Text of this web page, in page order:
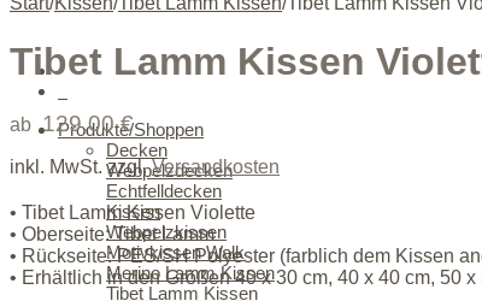
Produkte/Shoppen
Decken
Webpelzdecken
Echtfelldecken
Kissen
Webpelzkissen
Motivkissen Walk
Merino Lamm Kissen
Tibet Lamm Kissen
Tibet Lamm Kissen
ab 129,00€
inkl. MwSt. zzgl.Versandkosten
• Tibet Lamm Kissen Violette
• Oberseite: Tibet Lamm
• Rückseite: PES/SH Polyester (farblich dem Kissen
• Erhältlich in den Größen 40 x 30 cm, 40 x 40 cm, 50